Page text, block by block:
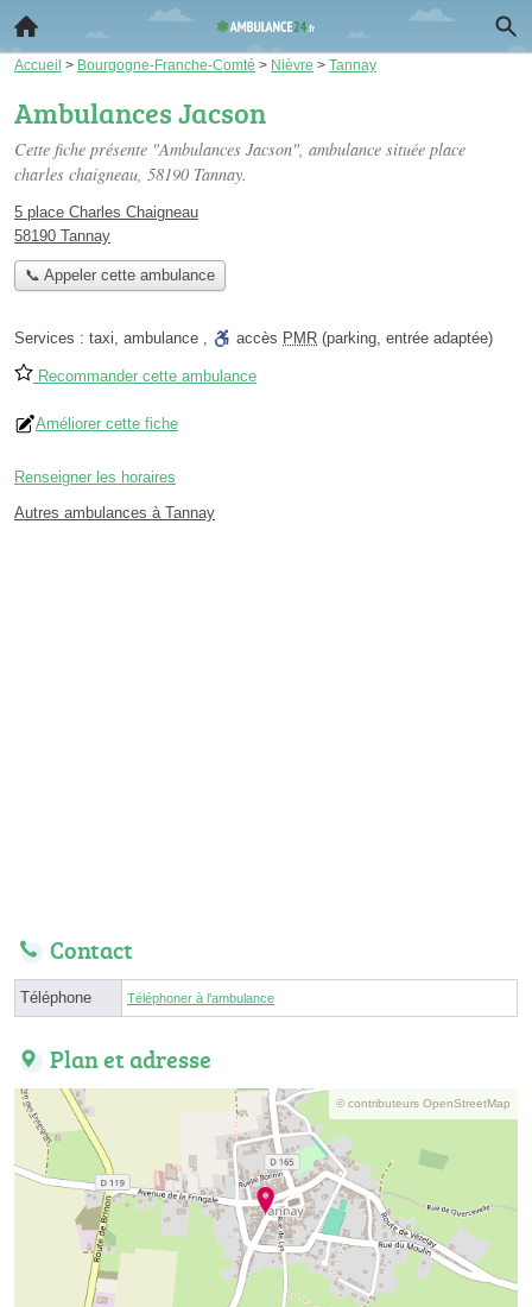
Accueil > Bourgogne-Franche-Comté > Nièvre > Tannay
Ambulances Jacson
Cette fiche présente "Ambulances Jacson", ambulance située place
charles chaigneau, 58190 Tannay.
5 place Charles Chaigneau
58190 Tannay
📞 Appeler cette ambulance
Services : taxi, ambulance , accès PMR (parking, entrée adaptée)
Recommander cette ambulance
Améliorer cette fiche
Renseigner les horaires
Autres ambulances à Tannay
Contact
Téléphone Téléphoner à l'ambulance
Plan et adresse
© contributeurs OpenStreetMap